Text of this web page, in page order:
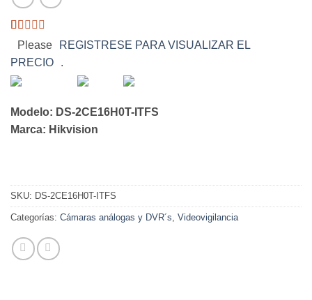
Valorado
1
de
5
base
valoración
Please
REGISTRESE PARA VISUALIZAR EL
PRECIO
.
Modelo: DS-2CE16H0T-ITFS
Marca: Hikvision
SKU: DS-2CE16H0T-ITFS
Categorías: Cámaras análogas y DVR´s Videovigilancia